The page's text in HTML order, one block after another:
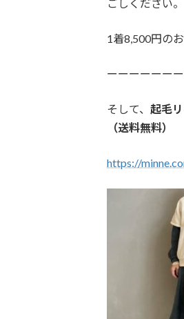
ごしください。
1着8,500円の
ーーーーーー
そして、起毛
（送料無料）
https://